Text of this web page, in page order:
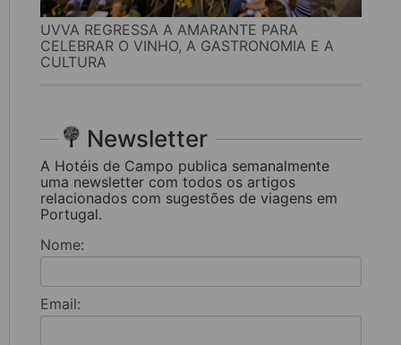
UVVA REGRESSA A AMARANTE PARA
CELEBRAR O VINHO, A GASTRONOMIA E A
CULTURA
Newsletter
A Hotéis de Campo publica semanalmente
uma newsletter com todos os artigos
relacionados com sugestões de viagens em
Portugal.
Nome:
Email: